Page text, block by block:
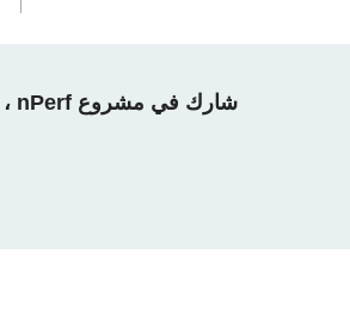
شارك في مشروع nPerf ، قم بتنزيل تطبيقنا الآن!